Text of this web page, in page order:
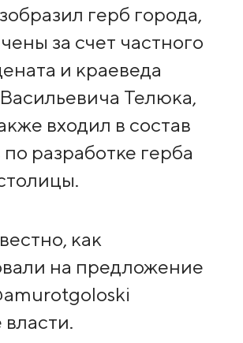
герб города,
за счет частного
и краеведа
Телюка,
входил в состав
разработке герба
как
на предложение